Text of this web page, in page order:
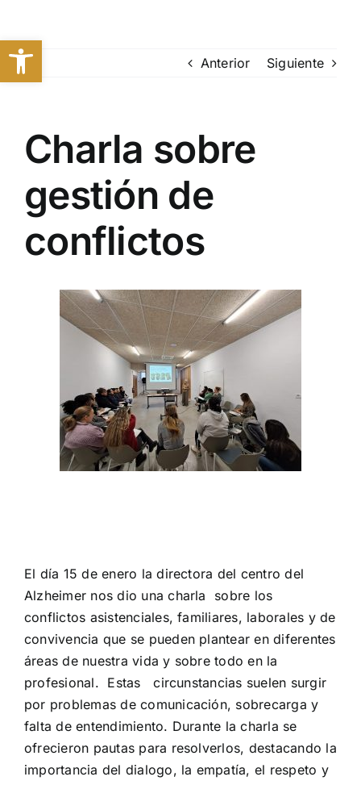
Abrir barra de herramientas
contenido
Anterior Siguiente
Charla sobre
gestión de
conflictos
El día 15 de enero la directora del centro del
Alzheimer nos dio una charla sobre los
conflictos asistenciales, familiares, laborales y de
convivencia que se pueden plantear en diferentes
áreas de nuestra vida y sobre todo en la
profesional. Estas circunstancias suelen surgir
por problemas de comunicación, sobrecarga y
falta de entendimiento. Durante la charla se
ofrecieron pautas para resolverlos, destacando la
importancia del dialogo, la empatía, el respeto y